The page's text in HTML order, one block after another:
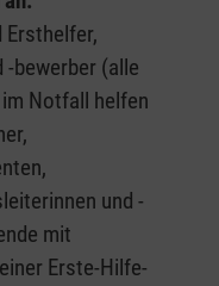
Ersthelfer,
-bewerber (alle
Notfall helfen
und -
mit
Erste-Hilfe-